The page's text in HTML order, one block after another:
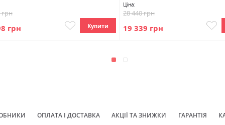
грн
грн
Купити
Ціна:
19 339 грн
28 440 грн
ОПЛАТА І ДОСТАВКА АКЦІЇ ТА ЗНИЖКИ ГАРАНТІЯ